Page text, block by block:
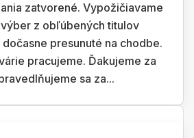
zatvorené. Vypožičiavame
z obľúbených titulov
presunuté na chodbe.
pracujeme. Ďakujeme za
sa za...